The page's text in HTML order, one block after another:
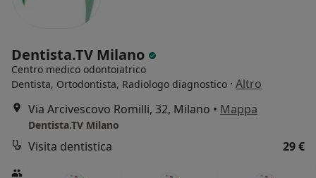
Dentista.TV Milano
Centro medico odontoiatrico
Dentista, Ortodontista, Radiologo diagnostico · Altro
Via Arcivescovo Romilli, 32, Milano • Mappa
Dentista.TV Milano
Visita dentistica 29 €